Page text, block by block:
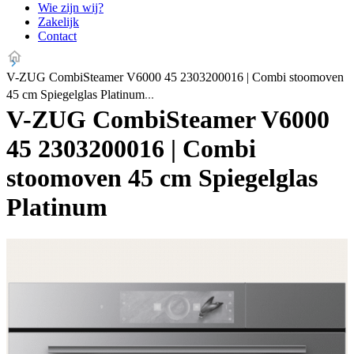
Wie zijn wij?
Zakelijk
Contact
V-ZUG CombiSteamer V6000 45 2303200016 | Combi stoomoven
45 cm Spiegelglas Platinum
V-ZUG CombiSteamer V6000
45 2303200016 | Combi
stoomoven 45 cm Spiegelglas
Platinum